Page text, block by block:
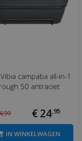
campaba all-in-1
50 antraciet
,99 € 24,95
IN WINKELWAGEN